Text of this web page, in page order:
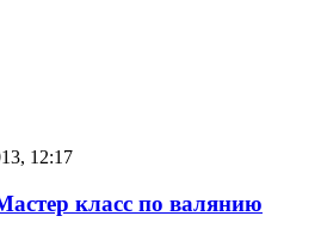
12:17
класс по валянию